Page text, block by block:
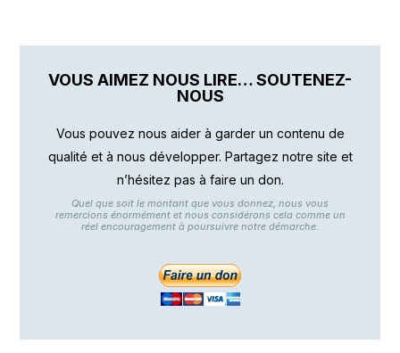
VOUS AIMEZ NOUS LIRE… SOUTENEZ-
NOUS
Vous pouvez nous aider à garder un contenu de
qualité et à nous développer. Partagez notre site et
n’hésitez pas à faire un don.
Quel que soit le montant que vous donnez, nous vous
remercions énormément et nous considérons cela comme un
réel encouragement à poursuivre notre démarche.